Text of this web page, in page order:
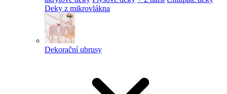
Deky z mikrovlákna
Dekorační ubrusy